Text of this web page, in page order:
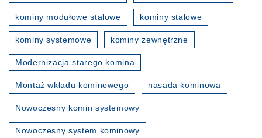
kominy modułowe stalowe kominy stalowe
kominy systemowe kominy zewnętrzne
Modernizacja starego komina
Montaż wkładu kominowego nasada kominowa
Nowoczesny komin systemowy
Nowoczesny system kominowy